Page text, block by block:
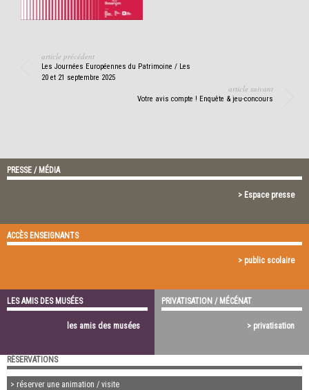
article précédent
Les Journées Européennes du Patrimoine / Les
20 et 21 septembre 2025
article suivant
Votre avis compte ! Enquête & jeu-concours
PRESSE / MÉDIA
> Espace presse
ACCÈS ENSEIGNANTS
> public scolaire
LES AMIS DES MUSÉES
les amis des musées
PRIVATISATION / MÉCÉNAT
> privatisation
RÉSERVATIONS
> réserver une animation / visite